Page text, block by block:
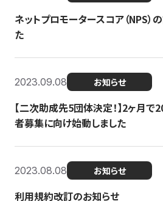
ネットプロモータースコア（NPS）
た
2023.09.08 お知らせ
【二次助成先5団体決定！】2ヶ月
者募集に向け始動しました
2023.08.08 お知らせ
利用規約改訂のお知らせ